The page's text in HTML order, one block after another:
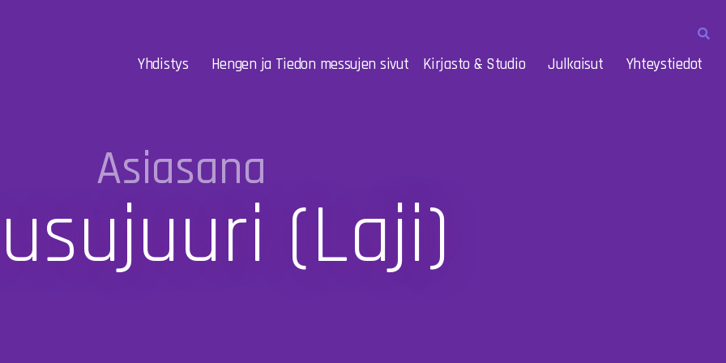
Yhdistys Hengen ja Tiedon messujen sivut Kirjasto & Studio Julkaisut Yhteystiedot
Asiasana
(laji)